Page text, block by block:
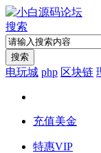
搜索
搜索
电玩城 php 区块链
充值美金
特惠VIP